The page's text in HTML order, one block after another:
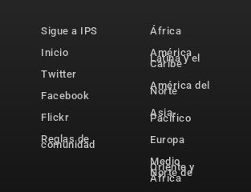
Sigue a IPS
Inicio
Twitter
Facebook
Flickr
Reglas de
comunidad
África
América
Latina y el
Caribe
América del
Norte
Asia-
Pacífico
Europa
Medio
Oriente y
Norte de
África